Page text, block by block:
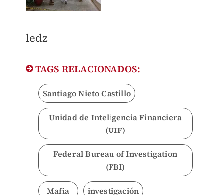
ledz
TAGS RELACIONADOS:
Santiago Nieto Castillo
Unidad de Inteligencia Financiera
(UIF)
Federal Bureau of Investigation
(FBI)
Mafia investigación